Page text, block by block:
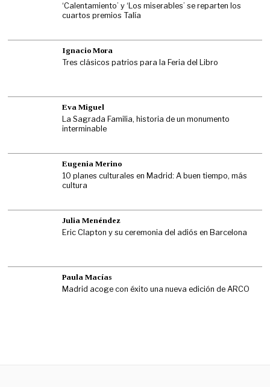
‘Calentamiento’ y ‘Los miserables’ se reparten los
cuartos premios Talía
Ignacio Mora
Tres clásicos patrios para la Feria del Libro
Eva Miguel
La Sagrada Familia, historia de un monumento
interminable
Eugenia Merino
10 planes culturales en Madrid: A buen tiempo, más
cultura
Julia Menéndez
Eric Clapton y su ceremonia del adiós en Barcelona
Paula Macías
Madrid acoge con éxito una nueva edición de ARCO